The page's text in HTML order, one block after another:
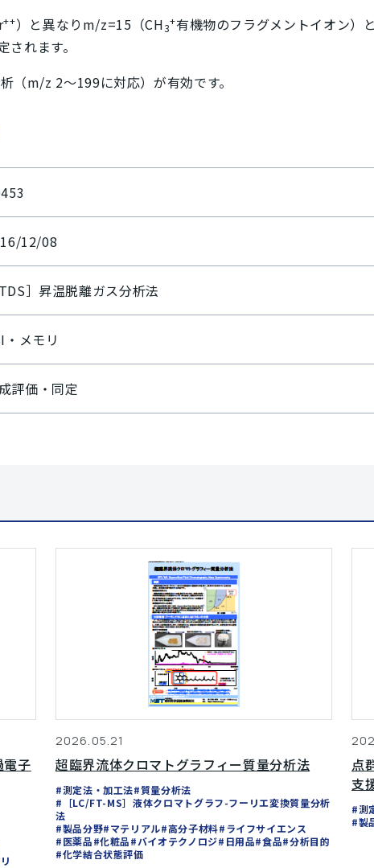
++）と異なり m/z=15（CH3
+有機物のフラグメントイオン）
れます。
（m/z 2～199に対応）が有効です。
12/08
TDS］昇温脱離ガス分析法
・メモリ
評価・同定
子
2026.05.21
超臨界流体クロマトグラフィー質量分析法
#測定法・加工法#質量分析法
#［LC/FT-MS］液体クロマトグラフ-フーリエ変換質量分析
法
#製品分野#マテリアル#高分子材料#ライフサイエンス
#医薬品#化粧品#バイオテクノロジ#日用品#食品#分析目的
#化学結合状態評価
点
支
#測
#製